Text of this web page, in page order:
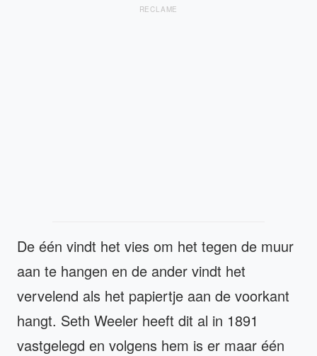
RECLAME
De één vindt het vies om het tegen de muur
aan te hangen en de ander vindt het
vervelend als het papiertje aan de voorkant
hangt. Seth Weeler heeft dit al in 1891
vastgelegd en volgens hem is er maar één